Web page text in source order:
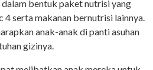
bentuk paket nutrisi yang
serta makanan bernutrisi lainnya.
anak-anak di panti asuhan
gizinya.